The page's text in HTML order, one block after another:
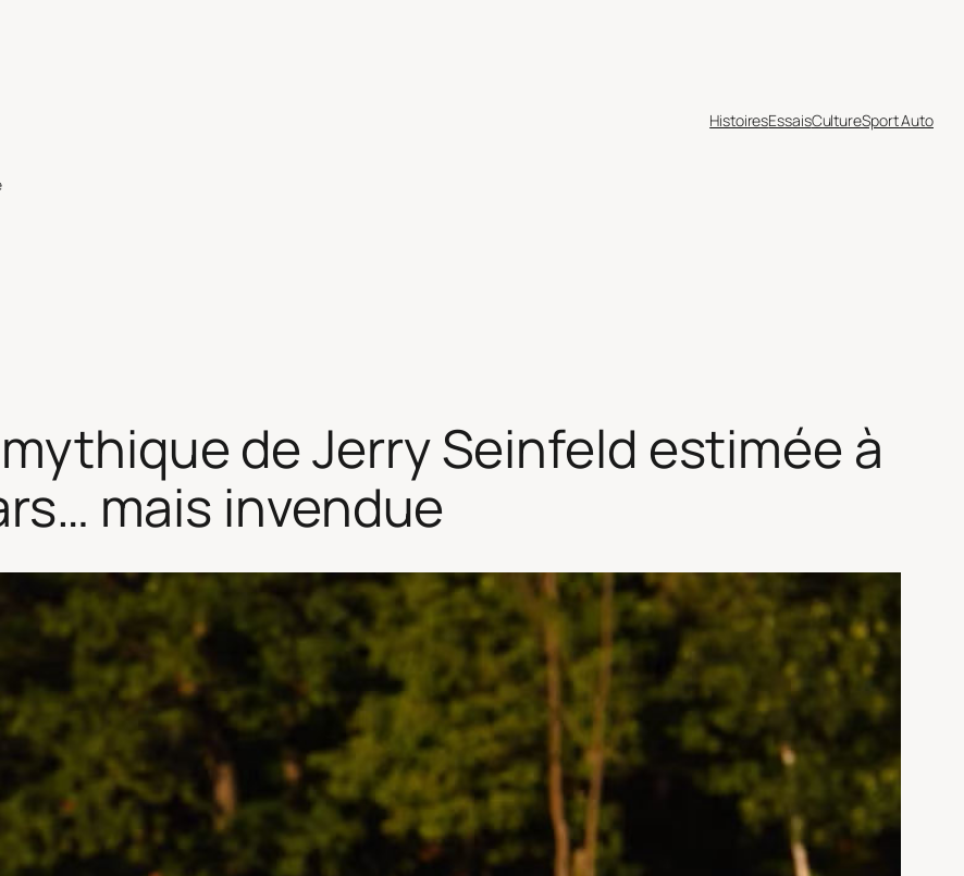
HistoiresEssaisCultureSport Auto
de Jerry Seinfeld estimée à
mais invendue